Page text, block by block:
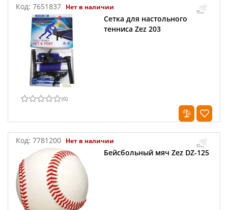
Код: 7651837 Нет в наличии
Сетка для настольного
тенниса Zez 203
(0)
Код: 7781200 Нет в наличии
Бейсбольный мяч Zez DZ-125